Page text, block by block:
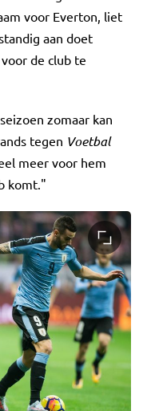
voor Everton, liet
aan doet
de club te
zomaar kan
tegen Voetbal
meer voor hem
komt."